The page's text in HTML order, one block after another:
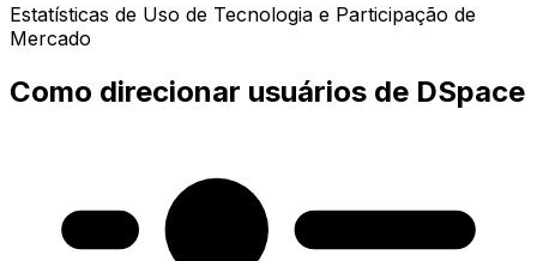
Estatísticas de Uso de Tecnologia e Participação de
Mercado
Como direcionar usuários de DSpace